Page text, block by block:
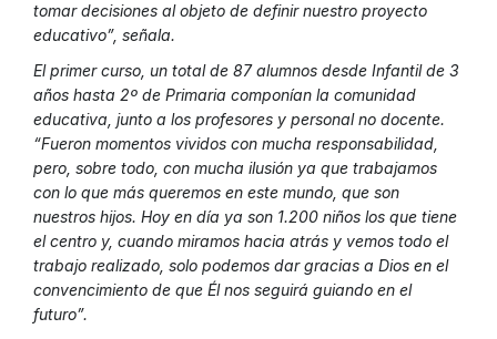
tomar decisiones al objeto de definir nuestro proyecto
educativo”, señala.
El primer curso, un total de 87 alumnos desde Infantil de 3
años hasta 2º de Primaria componían la comunidad
educativa, junto a los profesores y personal no docente.
“Fueron momentos vividos con mucha responsabilidad,
pero, sobre todo, con mucha ilusión ya que trabajamos
con lo que más queremos en este mundo, que son
nuestros hijos. Hoy en día ya son 1.200 niños los que tiene
el centro y, cuando miramos hacia atrás y vemos todo el
trabajo realizado, solo podemos dar gracias a Dios en el
convencimiento de que Él nos seguirá guiando en el
futuro”.